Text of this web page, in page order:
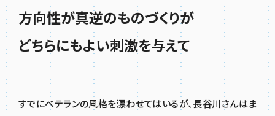
方向性が真逆のものづくりが
どちらにもよい刺激を与えて
すでにベテランの風格を漂わせてはいるが、長谷川さんはま